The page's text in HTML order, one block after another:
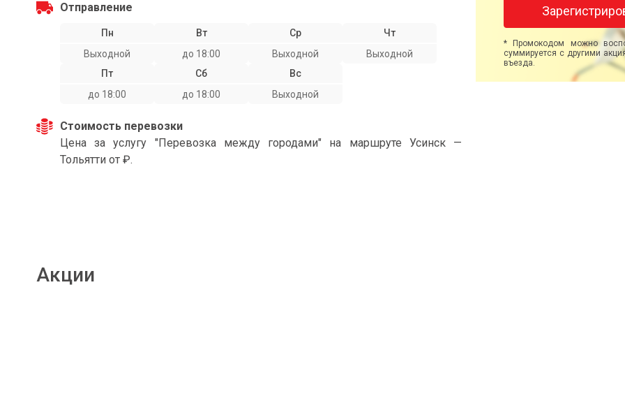
Отправление
Пн
Выходной
Вт
до 18:00
Ср
Выходной
Чт
Выходной
Пт
до 18:00
Сб
до 18:00
Вс
Выходной
Стоимость перевозки
Цена за услугу "Перевозка между городами" на маршруте Усинск —
Тольятти от ₽.
* Промокодом можно
суммируется с другими
въезда.
Акции